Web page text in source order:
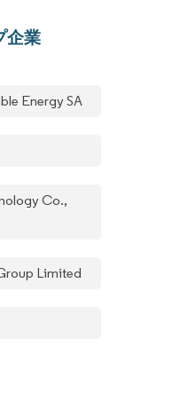
企業
Energy SA
Co.,
Limited